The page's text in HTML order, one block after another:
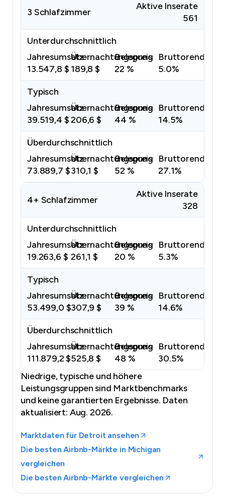
3 Schlafzimmer
Aktive Inserate
561
Unterdurchschnittlich
Jahresumsatz
13.547,8 $
Übernachtungspreis
189,8 $
Belegung
22 %
Bruttorendite
5.0%
Typisch
Jahresumsatz
39.519,4 $
Übernachtungspreis
206,6 $
Belegung
44 %
Bruttorendite
14.5%
Überdurchschnittlich
Jahresumsatz
73.889,7 $
Übernachtungspreis
310,1 $
Belegung
52 %
Bruttorendite
27.1%
4+ Schlafzimmer
Aktive Inserate
328
Unterdurchschnittlich
Jahresumsatz
19.263,6 $
Übernachtungspreis
261,1 $
Belegung
20 %
Bruttorendite
5.3%
Typisch
Jahresumsatz
53.499,0 $
Übernachtungspreis
307,9 $
Belegung
39 %
Bruttorendite
14.6%
Überdurchschnittlich
Jahresumsatz
111.879,2 $
Übernachtungspreis
525,8 $
Belegung
48 %
Bruttorendite
30.5%
Niedrige, typische und höhere
Leistungsgruppen sind Marktbenchmarks
und keine garantierten Ergebnisse. Daten
aktualisiert: Aug. 2026.
Marktdaten für Detroit ansehen
Die besten Airbnb-Märkte in Michigan
vergleichen
Die besten Airbnb-Märkte vergleichen